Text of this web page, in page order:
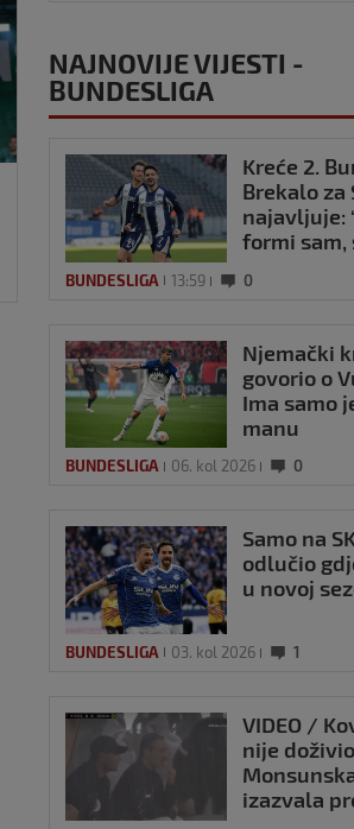
Maglica najbolji Hrvat
u Bundesligi, Füllkrug
igrač kola
27. stu 2023 0
NAJNOVIJE VIJESTI -
BUNDESLIGA
Kreće 2.
Brekalo za
najavljuje:
formi sam,
BUNDESLIGA 13:59 0
Njemački
govorio o
Ima samo
manu
BUNDESLIGA 06. kol 2026 0
Samo na
odlučio
u novoj
BUNDESLIGA 03. kol 2026 1
VIDEO /
nije
izazvala